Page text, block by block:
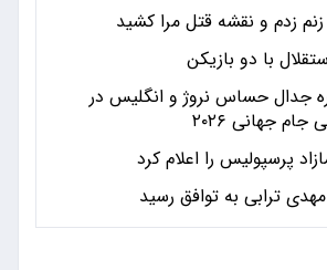
زنم زدم و نقشه قتل مرا کشید
با دو بازیکن
جدال حساس نروژ و انگلیس در
جهانی ۲۰۲۶
پرسپولیس را اعلام کرد
ترابی به توافق رسید